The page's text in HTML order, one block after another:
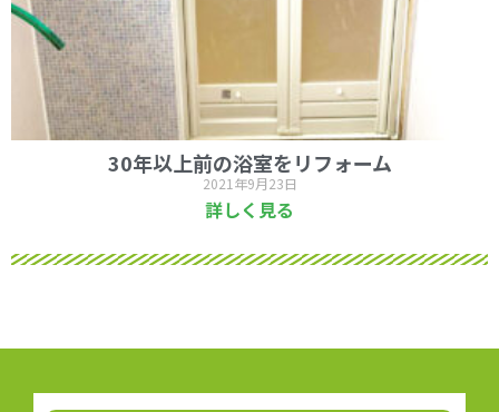
30年以上前の浴室をリフォーム
2021年9月23日
詳しく見る